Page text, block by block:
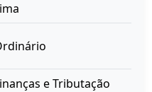
e Tributação